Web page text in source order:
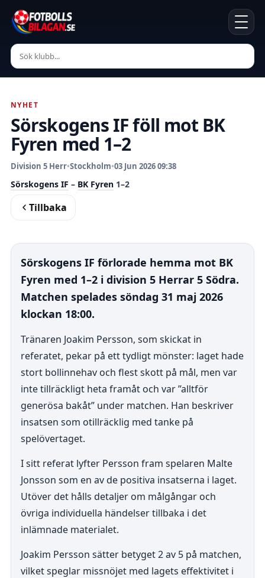
NYHET
Sörskogens IF föll mot BK
Fyren med 1–2
Division 5 Herr•Stockholm•03 Jun 2026 09:38
Sörskogens IF – BK Fyren 1–2
Tillbaka
Sörskogens IF förlorade hemma mot BK
Fyren med 1–2 i division 5 Herrar 5 Södra.
Matchen spelades söndag 31 maj 2026
klockan 18:00.
Tränaren Joakim Persson, som skickat in
referatet, pekar på ett tydligt mönster: laget hade
stort bollinnehav och flest skott på mål, men var
inte tillräckligt heta framåt och var ”alltför
generösa bakåt” under matchen. Han beskriver
insatsen som otillräcklig med tanke på
spelövertaget.
I sitt referat lyfter Persson fram spelaren Malte
Jonsson som en av de positiva insatserna i laget.
Utöver det hålls detaljer om målgångar och
övriga individuella händelser tillbaka i det
inlämnade materialet.
Joakim Persson sätter betyget 2 av 5 på matchen,
vilket speglar missnöjet med lagets effektivitet i